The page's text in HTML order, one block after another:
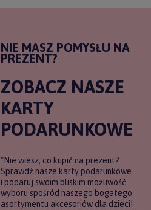
NIE MASZ POMYSŁU NA
PREZENT?
ZOBACZ NASZE
KARTY
PODARUNKOWE
"Nie wiesz, co kupić na prezent?
Sprawdź nasze karty podarunkowe
i podaruj swoim bliskim możliwość
wyboru spośród naszego bogatego
asortymentu akcesoriów dla dzieci!